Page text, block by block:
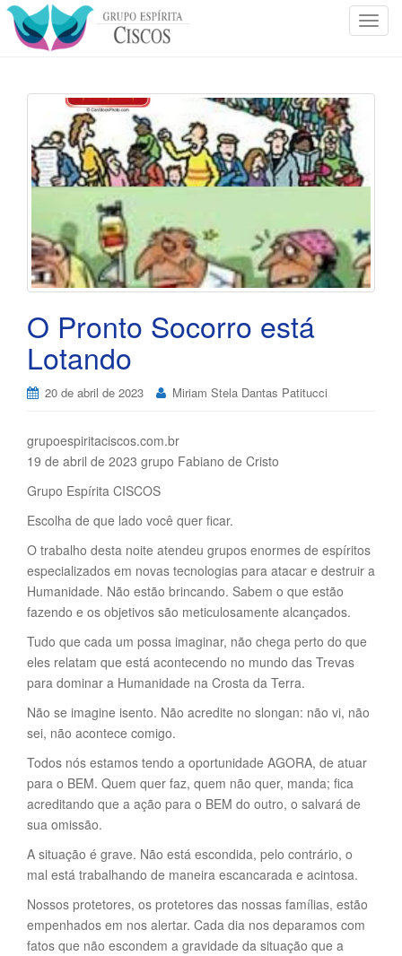
T
v
g
a
t
i
O Pronto Socorro está
Lotando
20 de abril de 2023 Miriam Stela Dantas Patitucci
grupoespiritaciscos.com.br
19 de abril de 2023 grupo Fabiano de Cristo
Grupo Espírita CISCOS
Escolha de que lado você quer ficar.
O trabalho desta noite atendeu grupos enormes de espíritos
especializados em novas tecnologias para atacar e destruir a
Humanidade. Não estão brincando. Sabem o que estão
fazendo e os objetivos são meticulosamente alcançados.
Tudo que cada um possa imaginar, não chega perto do que
eles relatam que está acontecendo no mundo das Trevas
para dominar a Humanidade na Crosta da Terra.
Não se imagine isento. Não acredite no slongan: não vi, não
sei, não acontece comigo.
Todos nós estamos tendo a oportunidade AGORA, de atuar
para o BEM. Quem quer faz, quem não quer, manda; fica
acreditando que a ação para o BEM do outro, o salvará de
sua omissão.
A situação é grave. Não está escondida, pelo contrário, o
mal está trabalhando de maneira escancarada e acintosa.
Nossos protetores, os protetores das nossas famílias, estão
empenhados em nos alertar. Cada dia nos deparamos com
fatos que não escondem a gravidade da situação que a